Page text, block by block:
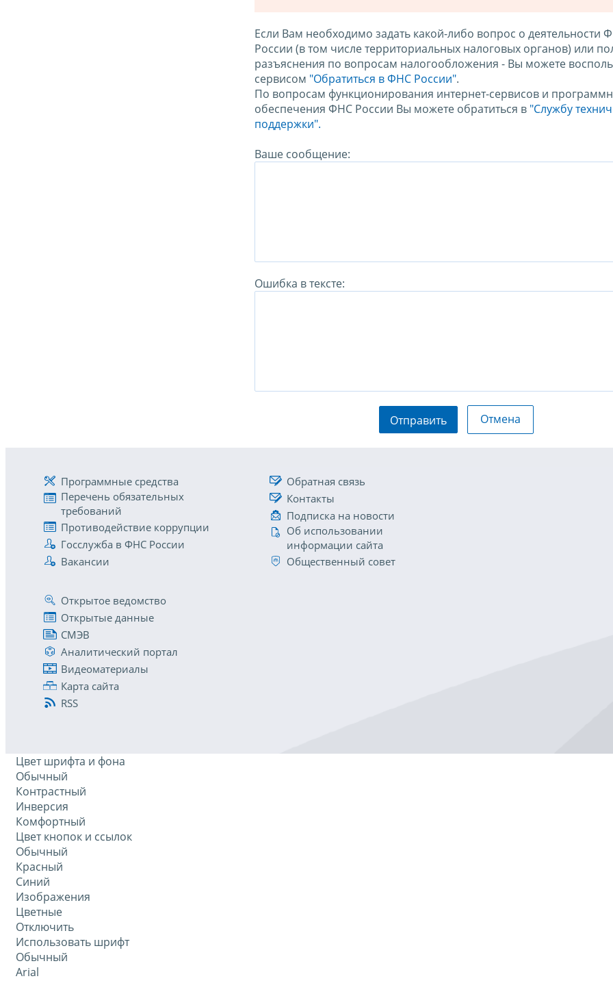
Если Вам необходимо задать какой-либо вопрос о деятельности
России (в том числе территориальных налоговых органов) или
разъяснения по вопросам налогообложения - Вы можете
сервисом "Обратиться в ФНС России".
По вопросам функционирования интернет-сервисов и
обеспечения ФНС России Вы можете обратиться в "Службу
поддержки".
Ваше сообщение:
Ошибка в тексте:
Отправить Отмена
Программные средства
Перечень обязательных
требований
Противодействие коррупции
Госслужба в ФНС России
Вакансии
Обратная связь
Контакты
Подписка на новости
Об использовании
информации сайта
Общественный совет
Открытое ведомство
Открытые данные
СМЭВ
Аналитический портал
Видеоматериалы
Карта сайта
RSS
Цвет шрифта и фона
Обычный
Контрастный
Инверсия
Комфортный
Цвет кнопок и ссылок
Обычный
Красный
Синий
Изображения
Цветные
Отключить
Использовать шрифт
Обычный
Arial